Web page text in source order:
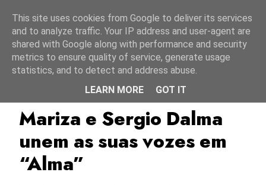
Espanha Mariza
Mariza e Sergio Dalma
unem as suas vozes em
“Alma”
This site uses cookies from Google to deliver its services
and to analyze traffic. Your IP address and user-agent are
shared with Google along with performance and security
metrics to ensure quality of service, generate usage
statistics, and to detect and address abuse.
LEARN MORE
GOT IT